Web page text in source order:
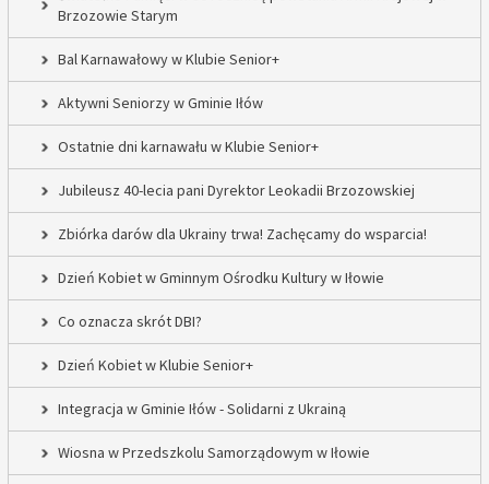
Brzozowie Starym
Bal Karnawałowy w Klubie Senior+
Aktywni Seniorzy w Gminie Iłów
Ostatnie dni karnawału w Klubie Senior+
Jubileusz 40-lecia pani Dyrektor Leokadii Brzozowskiej
Zbiórka darów dla Ukrainy trwa! Zachęcamy do wsparcia!
Dzień Kobiet w Gminnym Ośrodku Kultury w Iłowie
Co oznacza skrót DBI?
Dzień Kobiet w Klubie Senior+
Integracja w Gminie Iłów - Solidarni z Ukrainą
Wiosna w Przedszkolu Samorządowym w Iłowie